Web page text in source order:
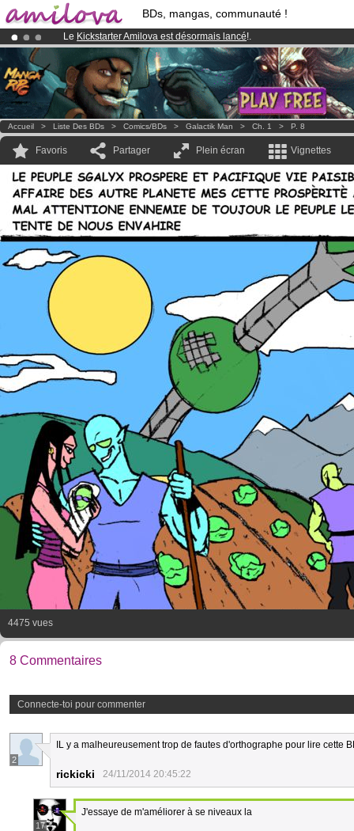
BDs, mangas, communauté !
Le Kickstarter Amilova est désormais lancé!.
Déjà 100000membreset 1000BDs & Mangas!
Abonnement premium: à partir de
3.95 eurospar mois !Clique ici
Accueil > Liste Des BDs > Comics/BDs > Galactik Man > Ch. 1 > P. 8
Favoris Partager Plein écran Vignettes
4475 vues
8 Commentaires
Connecte-toi pour commenter
2
IL y a malheureusement trop de fautes d'orthographe pour lire cette
rickicki 24/11/2014 20:45:22
17
J'essaye de m'améliorer à se niveaux la